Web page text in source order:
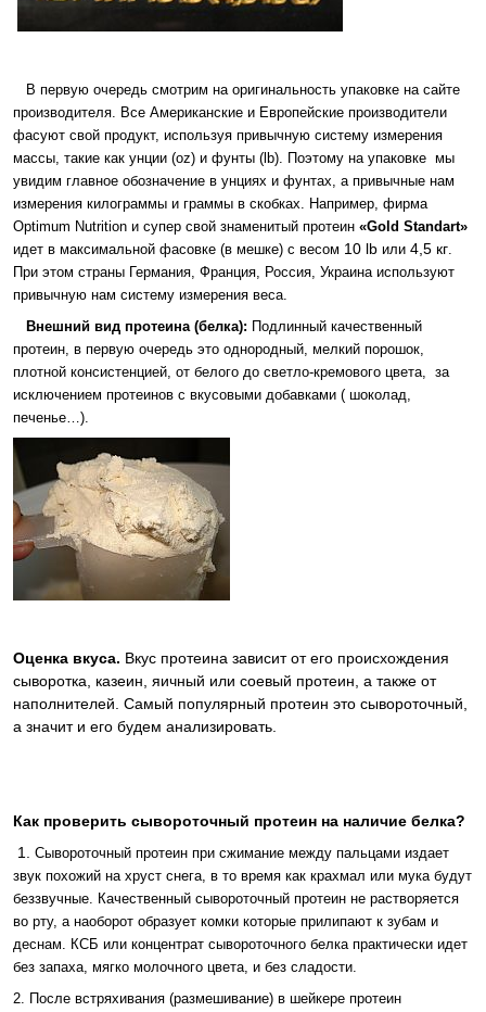
В первую очередь смотрим на оригинальность упаковке на сайте
производителя. Все Американские и Европейские производители
фасуют свой продукт, используя привычную систему измерения
массы, такие как унции (oz) и фунты (lb). Поэтому на упаковке мы
увидим главное обозначение в унциях и фунтах, а привычные нам
измерения килограммы и граммы в скобках. Например, фирма
Optimum Nutrition и супер свой знаменитый протеин «Gold Standart»
идет в максимальной фасовке (в мешке) с весом 10 lb или 4,5 кг.
При этом страны Германия, Франция, Россия, Украина используют
привычную нам систему измерения веса.
Внешний вид протеина (белка): Подлинный качественный
протеин, в первую очередь это однородный, мелкий порошок,
плотной консистенцией, от белого до светло-кремового цвета, за
исключением протеинов с вкусовыми добавками ( шоколад,
печенье…).
Оценка вкуса. Вкус протеина зависит от его происхождения
сыворотка, казеин, яичный или соевый протеин, а также от
наполнителей. Самый популярный протеин это сывороточный,
а значит и его будем анализировать.
Как проверить сывороточный протеин на наличие белка?
1. Сывороточный протеин при сжимание между пальцами издает
звук похожий на хруст снега, в то время как крахмал или мука будут
беззвучные. Качественный сывороточный протеин не растворяется
во рту, а наоборот образует комки которые прилипают к зубам и
деснам. КСБ или концентрат сывороточного белка практически идет
без запаха, мягко молочного цвета, и без сладости.
2. После встряхивания (размешивание) в шейкере протеин